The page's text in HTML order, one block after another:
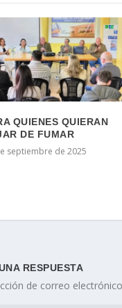
QUIENES QUIERAN
DE FUMAR
septiembre de 2025
RESPUESTA
de correo